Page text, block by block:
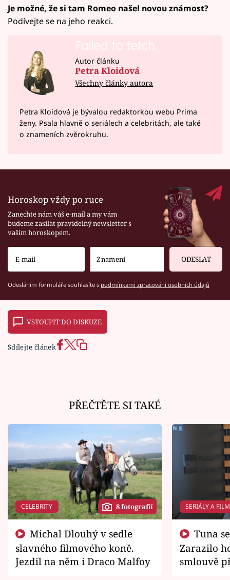
Je možné, že si tam Romeo našel novou známost?
Podívejte se na jeho reakci.
Failed to fetch
Autor článku
Petra Kloidová
Všechny články autora
Petra Kloidová je bývalou redaktorkou webu Prima
ženy. Psala hlavně o seriálech a celebritách, ale také
o znameních zvěrokruhu.
Horoskop vždy po ruce
Zanechte nám váš e-mail a my vám
budeme zasílat pravidelný newsletter s
vaším horoskopem.
ODESLAT
Odesláním formuláře souhlasíte s podmínkami zpracování osobních údajů
VSTOUPIT DO DISKUZE
Sdílejte článek
PŘEČTĚTE SI TAKÉ
CELEBRITY 8 fotografií
slavného filmového koně.
Jezdil na něm i Draco Malfoy
SERIÁLY A
Zarazilo
smlouvě